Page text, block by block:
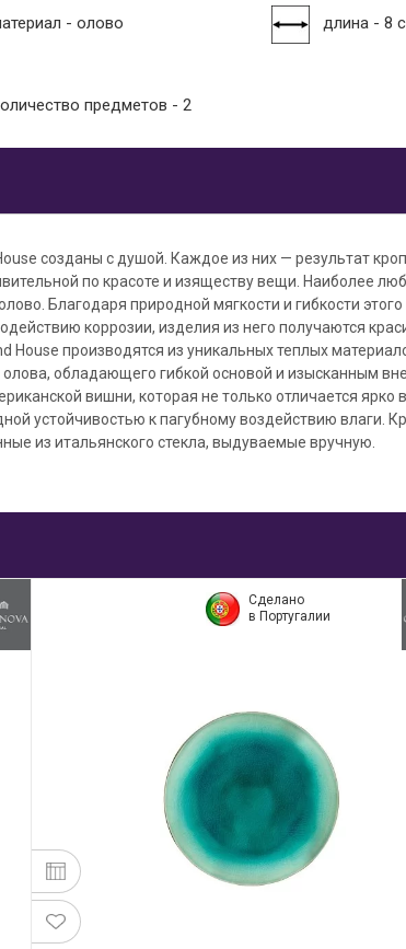
- олово длина - 8
предметов - 2
созданы с душой. Каждое из них — результат
по красоте и изяществу вещи. Наиболее
Благодаря природной мягкости и гибкости
коррозии, изделия из него получаются
House производятся из уникальных теплых
олова, обладающего гибкой основой и изысканным
вишни, которая не только отличается
устойчивостью к пагубному воздействию влаги.
из итальянского стекла, выдуваемые вручную.
Сделано
в Португалии